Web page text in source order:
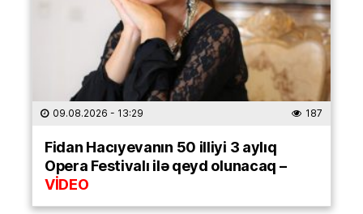
09.08.2026 - 13:29 187
Fidan Hacıyevanın 50 illiyi 3 aylıq
Opera Festivalı ilə qeyd olunacaq –
VİDEO